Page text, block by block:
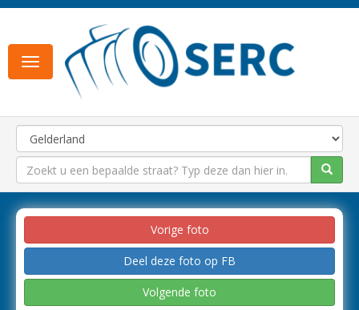
Toggle
navigation
Vorige foto
Deel deze foto op FB
Volgende foto